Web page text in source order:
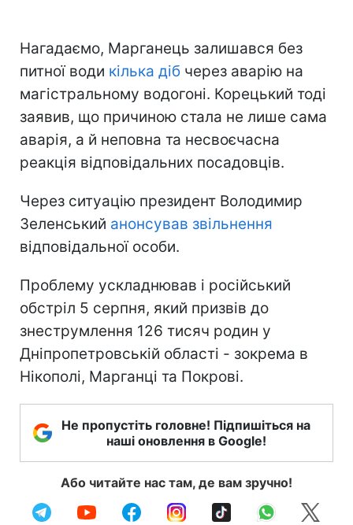
Нагадаємо, Марганець залишався без
питної води кілька діб через аварію на
магістральному водогоні. Корецький тоді
заявив, що причиною стала не лише сама
аварія, а й неповна та несвоєчасна
реакція відповідальних посадовців.
Через ситуацію президент Володимир
Зеленський анонсував звільнення
відповідальної особи.
Проблему ускладнював і російський
обстріл 5 серпня, який призвів до
знеструмлення 126 тисяч родин у
Дніпропетровській області - зокрема в
Нікополі, Марганці та Покрові.
Не пропустіть головне! Підпишіться на
наші оновлення в Google!
Або читайте нас там, де вам зручно!